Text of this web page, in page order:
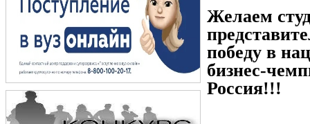
Желаем
победу в
бизнес-
Россия!!!